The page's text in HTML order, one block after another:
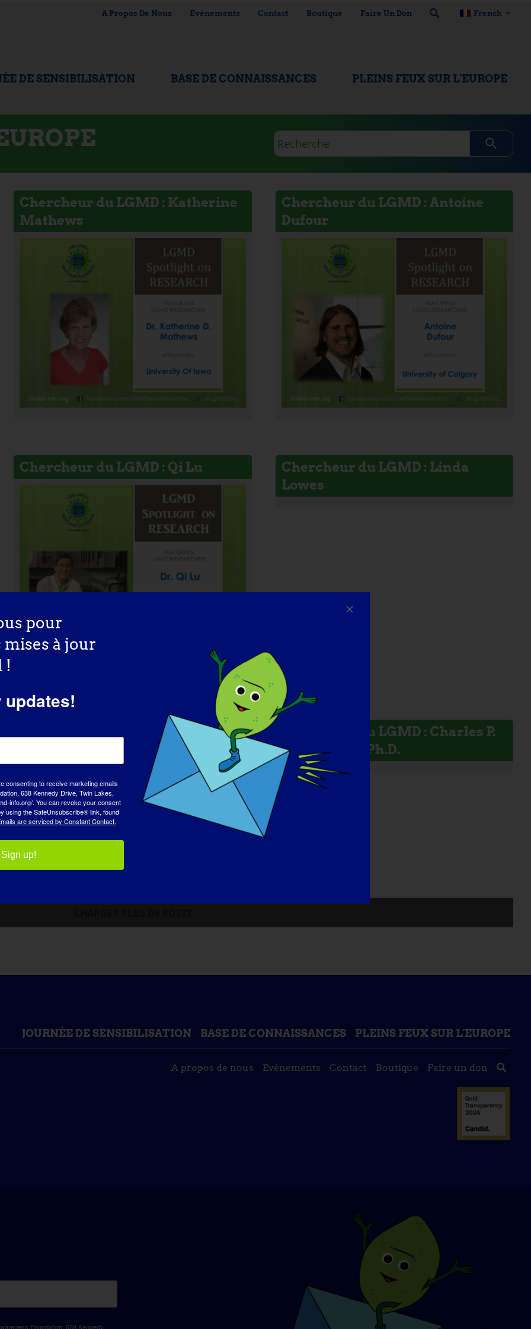
A Propos De Nous Evénements Contact Boutique Faire Un Don French
DE SENSIBILISATION BASE DE CONNAISSANCES PLEINS FEUX SUR L'EUROPE
Requête
de
recherche
Chercheur du LGMD : Katherine
Mathews
Chercheur du LGMD : Antoine
Dufour
Chercheur du LGMD : Qi Lu
Chercheur du LGMD : Linda
Lowes
Chercheur du LGMD : Mattia
Chercheur du LGMD : Charles P.
Emerson, Jr, Ph.D.
JOURNÉE DE SENSIBILISATION BASE DE CONNAISSANCES PLEINS FEUX SUR L'EUROPE
A propos de nous Evénements Contact Boutique Faire un don
Foundation, 638 Kennedy
pour
à jour
!
consenting to receive marketing emails
638 Kennedy Drive, Twin Lakes,
info.org/. You can revoke your consent
using the SafeUnsubscribe® link, found
are serviced by Constant Contact.
Sign up!